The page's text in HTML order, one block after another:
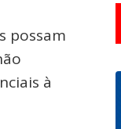
possam
à